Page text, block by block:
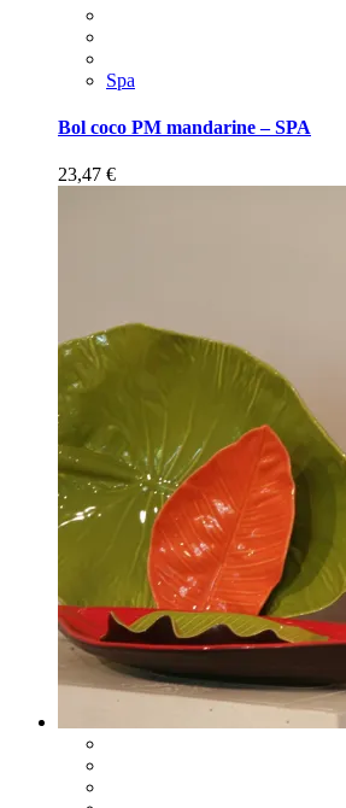
Spa
Bol coco PM mandarine – SPA
23,47 €